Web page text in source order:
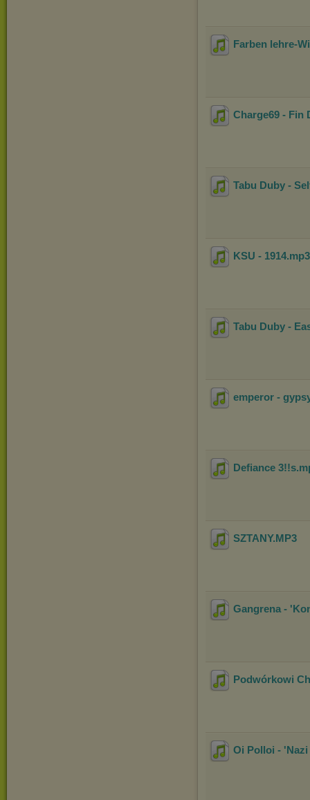
Farben lehre-
Charge69 - Fin
Tabu Duby -
KSU - 1914
Tabu Duby -
emperor -
Defiance 3!!s
SZTANY.MP3
Gangrena -
Podwórkowi
Oi Polloi -